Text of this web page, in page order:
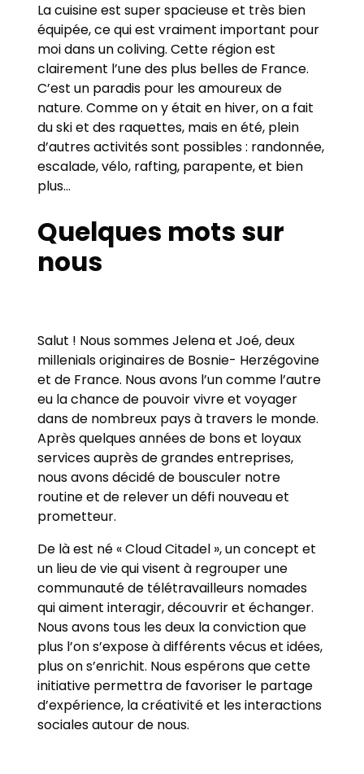
La cuisine est super spacieuse et très bien
équipée, ce qui est vraiment important pour
moi dans un coliving. Cette région est
clairement l’une des plus belles de France.
C’est un paradis pour les amoureux de
nature. Comme on y était en hiver, on a fait
du ski et des raquettes, mais en été, plein
d’autres activités sont possibles : randonnée,
escalade, vélo, rafting, parapente, et bien
plus…
Quelques mots sur
nous
Salut ! Nous sommes Jelena et Joé, deux
millenials originaires de Bosnie- Herzégovine
et de France. Nous avons l’un comme l’autre
eu la chance de pouvoir vivre et voyager
dans de nombreux pays à travers le monde.
Après quelques années de bons et loyaux
services auprès de grandes entreprises,
nous avons décidé de bousculer notre
routine et de relever un défi nouveau et
prometteur.
De là est né « Cloud Citadel », un concept et
un lieu de vie qui visent à regrouper une
communauté de télétravailleurs nomades
qui aiment interagir, découvrir et échanger.
Nous avons tous les deux la conviction que
plus l’on s’expose à différents vécus et idées,
plus on s’enrichit. Nous espérons que cette
initiative permettra de favoriser le partage
d’expérience, la créativité et les interactions
sociales autour de nous.